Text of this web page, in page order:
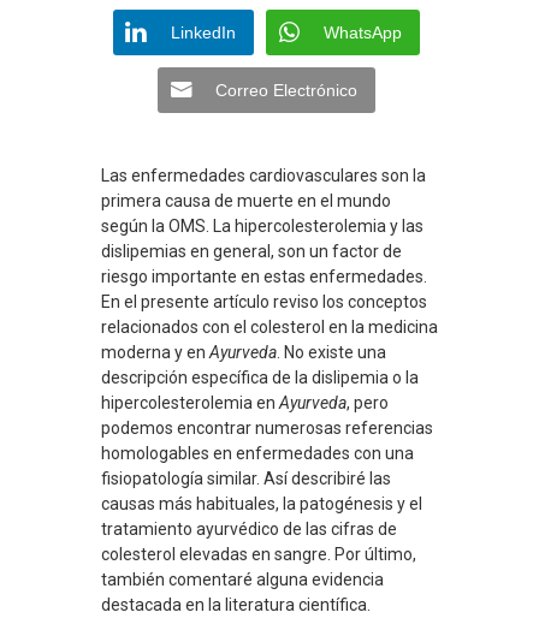
LinkedIn WhatsApp
Correo Electrónico
Las enfermedades cardiovasculares son la
primera causa de muerte en el mundo
según la OMS. La hipercolesterolemia y las
dislipemias en general, son un factor de
riesgo importante en estas enfermedades.
En el presente artículo reviso los conceptos
relacionados con el colesterol en la medicina
moderna y en Ayurveda . No existe una
descripción específica de la dislipemia o la
hipercolesterolemia en Ayurveda, pero
podemos encontrar numerosas referencias
homologables en enfermedades con una
fisiopatología similar. Así describiré las
causas más habituales, la patogénesis y el
tratamiento ayurvédico de las cifras de
colesterol elevadas en sangre. Por último,
también comentaré alguna evidencia
destacada en la literatura científica.